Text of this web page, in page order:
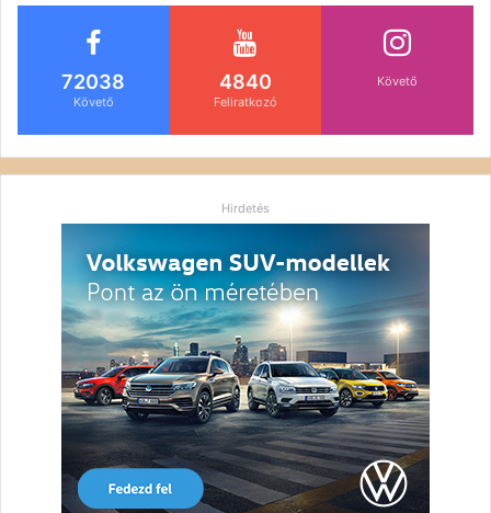
72038
Követő
4840
Feliratkozó
Követő
Hirdetés